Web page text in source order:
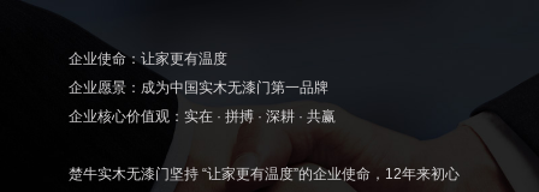
企业使命：让家更有温度
企业愿景：成为中国实木无漆门第一品牌
企业核心价值观：实在 · 拼搏 · 深耕 · 共赢
楚牛实木无漆门坚持 “让家更有温度”的企业使命，12年来初心